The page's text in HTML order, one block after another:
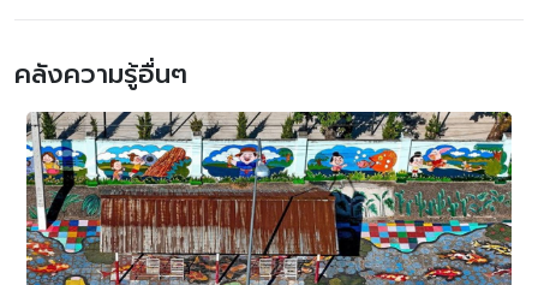
ประวัติให้บริการมานาน 2. เลือกลงทุนกับแอปพลิเคชัน เว็บไซต์
ตนและที่อยู่ชัดเจน เปิดดำเนินธุรกิจมานาน และมีสภาพคล่อง
ทางการเงินที่มั่นคง หรือเป็นบริษัทมหาชนที่จดทะเบียนในตลาด
หลักทรัพย์ฯ 3. เลือกลงทุนกับผู้นำเข้าทองคำที่มีความน่าเชื่อถือ
ให้บริการมานาน และควรรีเช็กทุกครั้งว่าเว็บไซต์ หรือโซเชียลมี
เดียดังกล่าวที่เปิดให้บริการลงทุนทองคำเป็นของผู้ประกอบการ
รายนั้นจริง ไม่ใช่เป็นเพียงเว็บไซต์ โซเชียลมีเดีย และ
แอปพลิเคชันที่มิจฉาชีพปลอมแปลงขึ้นเพื่อหลอกลวง สุดท้ายนี้
คลังความรู้อื่นๆ